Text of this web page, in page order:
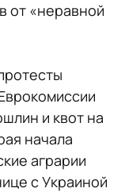
от «неравной
и квот на
начала
аграрии
с Украиной